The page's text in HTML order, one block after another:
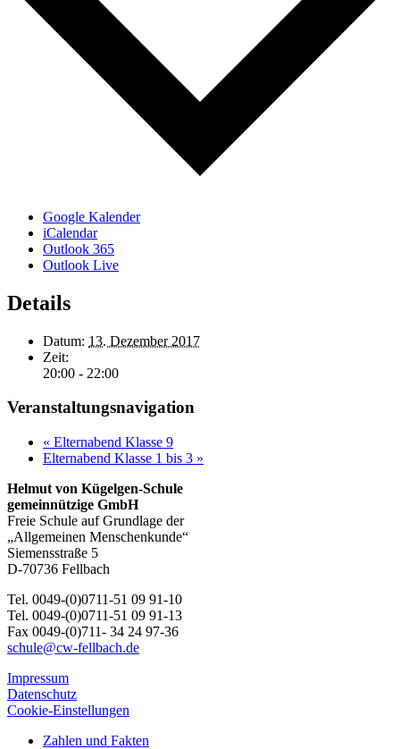
Google Kalender
iCalendar
Outlook 365
Outlook Live
Details
Datum: 13. Dezember 2017
Zeit:
20:00 - 22:00
Veranstaltungsnavigation
« Elternabend Klasse 9
Elternabend Klasse 1 bis 3 »
Helmut von Kügelgen-Schule
gemeinnützige GmbH
Freie Schule auf Grundlage der
„Allgemeinen Menschenkunde“
Siemensstraße 5
D-70736 Fellbach
Tel. 0049-(0)0711-51 09 91-10
Tel. 0049-(0)0711-51 09 91-13
Fax 0049-(0)711- 34 24 97-36
schule@cw-fellbach.de
Impressum
Datenschutz
Cookie-Einstellungen
Zahlen und Fakten